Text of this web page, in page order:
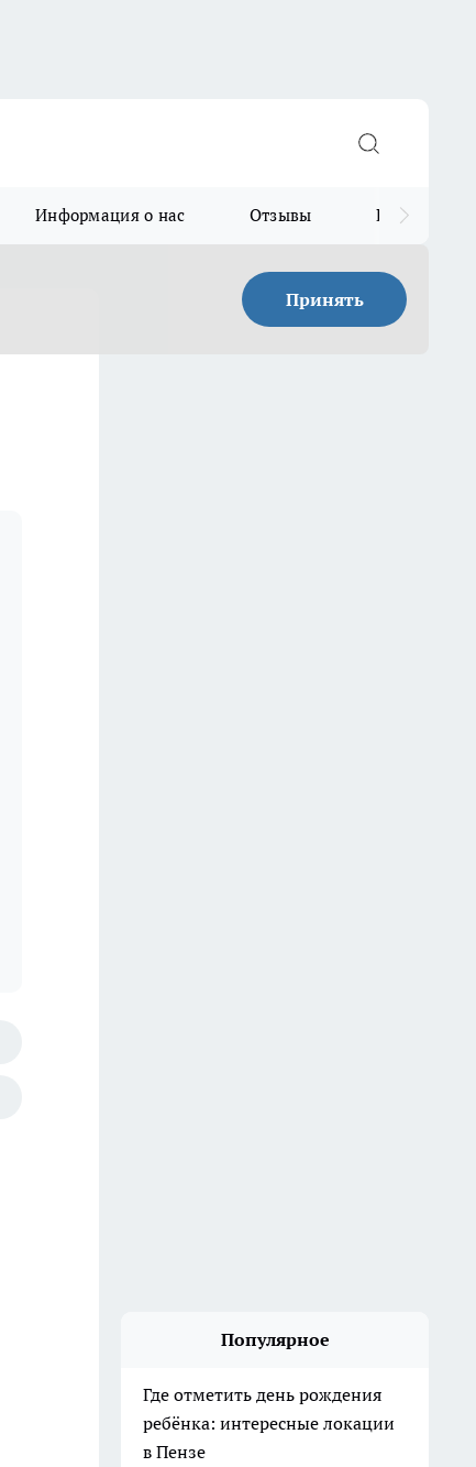
Информация о нас Отзывы Прайс для
Принять
Популярное
Где отметить день рождения
ребёнка: интересные локации
в Пензе